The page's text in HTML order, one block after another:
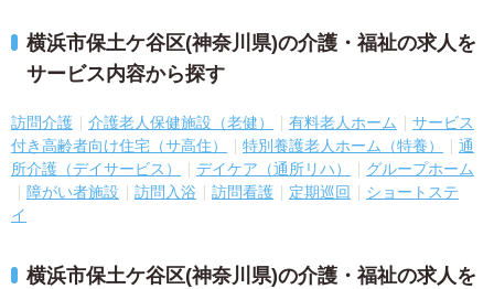
横浜市保土ケ谷区(神奈川県)の介護・福祉の求人を
サービス内容から探す
訪問介護 介護老人保健施設（老健） 有料老人ホーム
サービス
付き高齢者向け住宅（サ高住）
特別養護老人ホーム（特養）
通
所介護（デイサービス）
デイケア（通所リハ）
グループホーム
障がい者施設
訪問入浴 訪問看護 定期巡回
ショートステ
イ
横浜市保土ケ谷区(神奈川県)の介護・福祉の求人を